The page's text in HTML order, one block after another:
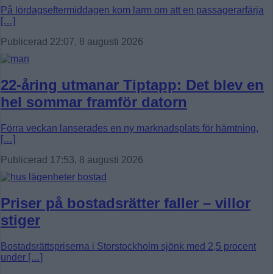
På lördagseftermiddagen kom larm om att en passagerarfärja
[…]
Publicerad 22:07, 8 augusti 2026
22-åring utmanar Tiptapp: Det blev en
hel sommar framför datorn
Förra veckan lanserades en ny marknadsplats för hämtning,
[…]
Publicerad 17:53, 8 augusti 2026
Priser på bostadsrätter faller – villor
stiger
Bostadsrättspriserna i Storstockholm sjönk med 2,5 procent
under […]